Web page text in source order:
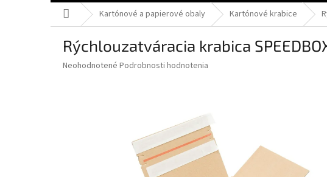
DomovKartónové a papierové obaly Kartónové krabice
Rýchlouzatváracia krabica
Priemerné
Neohodnotené Podrobnosti hodnotenia